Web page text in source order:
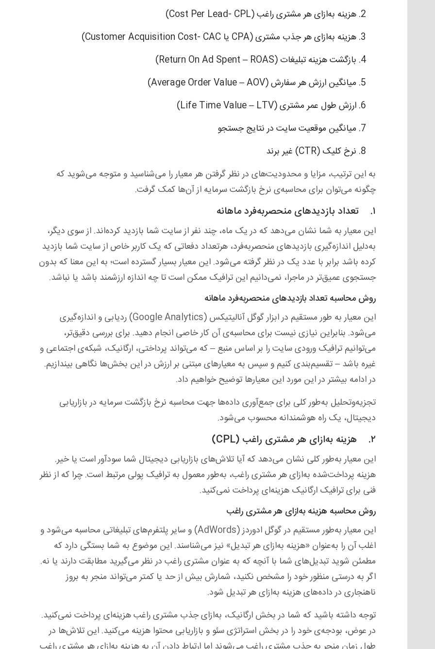
هزینه به‌ازای هر مشتری راغب (Cost Per Lead- CPL)
هزینه به‌ازای هر جذب مشتری (CPA یا Customer Acquisition Cost- CAC)
بازگشت هزینه تبلیغات (Return On Ad Spent – ROAS)
میانگین ارزش هر سفارش (Average Order Value – AOV)
ارزش طول عمر مشتری (Life Time Value – LTV)
میانگین موقعیت سایت در نتایج جستجو
نرخ کلیک (CTR) غیر برند
به این ترتیب، مزایا و محدودیت‌های در نظر گرفتن هر معیار را می‌شناسید و متوجه می‌شوید که
چگونه می‌توان برای محاسبه‌ی نرخ بازگشت سرمایه از آن‌ها کمک گرفت.
۱. تعداد بازدیدهای منحصربه‌فرد ماهانه
این معیار به شما نشان می‌دهد که در یک ماه، چند نفر از سایت شما بازدید کرده‌اند. از سوی دیگر،
به‌دلیل اندازه‌گیری بازدیدهای منحصربه‌فرد، هرتعداد دفعاتی که یک کاربر خاص از سایت شما بازدید
کرده باشد برابر با عدد یک در نظر گرفته می‌شود. این معیار بسیار گسترده است؛ به این معنا که بدون
جستجوی عمیق‌تر در ماجرا، نمی‌دانیم این ترافیک ممکن است تا چه اندازه ارزشمند باشد یا نباشد.
روش محاسبه تعداد بازدیدهای منحصربه‌فرد ماهانه
این معیار به طور مستقیم در ابزار گوگل آنالیتیکس (Google Analytics) ردیابی و اندازه‌گیری
می‌شود. بنابراین نیازی نیست برای محاسبه‌ی آن کار خاصی انجام دهید. برای بررسی دقیق‌تر،
می‌توانیم ترافیک ورودی سایت را بر اساس منبع – که می‌تواند پرداختی، ارگانیک، شبکه‌ی اجتماعی و
غیره باشد – تقسیم‌بندی کنیم و سپس به معیارهای مبتنی بر ارزش در این بخش‌ها نگاهی بیندازیم.
در ادامه بیشتر در این مورد این معیارها توضیح خواهیم داد.
تجزیه‌و‌تحلیل به‌طور کلی برای جمع‌آوری داده‌ها جهت محاسبه نرخ بازگشت سرمایه در بازاریابی
دیجیتال، یک راه هوشمندانه محسوب می‌شود.
۲. هزینه به‌ازای هر مشتری راغب (CPL)
این معیار به‌طور کلی نشان می‌دهد که آیا تلاش‌های بازاریابی دیجیتال شما سودآور است یا خیر.
هزینه پرداخت‌شده به‌ازای هر مشتری راغب، به‌طور معمول به ترافیک پولی مرتبط است. چرا که از نظر
فنی برای ترافیک ارگانیک هزینه‌ای پرداخت نمی‌کنید.
روش محاسبه هزینه به‌ازای هر مشتری راغب
این معیار به‌طور مستقیم در گوگل ادوردز (AdWords) و سایر پلتفرم‌های تبلیغاتی محاسبه می‌شود و
اغلب آن را به‌عنوان «هزینه به‌ازای هر تبدیل» نیز می‌شناسند. این موضوع به شما بستگی دارد که
مطمئن شوید تبدیل‌های شما با آنچه که به عنوان مشتری راغب در نظر می‌گیرید مطابقت دارند یا نه.
اگر به درستی منظور خود را مشخص نکنید، شمارش بیش از حد یا کمتر می‌تواند منجر به بروز
ناهنجاری در داده‌های هزینه به‌ازای هر تبدیل شود.
توجه داشته باشید که شما در بخش ارگانیک، به‌‌ازای جذب مشتری راغب هزینه‌ای پرداخت نمی‌کنید.
در عوض، بودجه‌ی خود را در بخش استراتژی سئو و بازاریابی محتوا هزینه می‌کنید. این تلاش‌ها در